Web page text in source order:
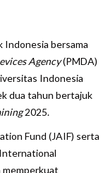
Indonesia bersama
Agency(PMDA)
Indonesia
dua tahun bertajuk
2025.
Fund (JAIF) serta
memperkuat